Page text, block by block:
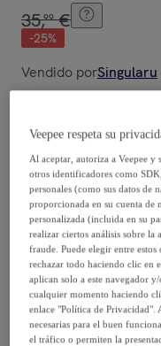
35,99 €
-25%
Vendido porSingularu
Entrega
Entrega desde2,99 €
Gratis desde 30 € de
Entrega: Entre el09/
¿Cómo funciona?
Veepee respeta su
Al aceptar, autoriza a Veepee y
otros identificadores como
personales (como sus datos de
proporcionada en su cuenta
personalizada (incluida en su
realizar ciertos análisis sobre
fraude. Puede elegir entre
rechazar todo haciendo clic en
aplican solo a este navegador
cualquier momento haciendo
enlace "Política de Privacidad".
necesarias para el buen
el tráfico o permiten la